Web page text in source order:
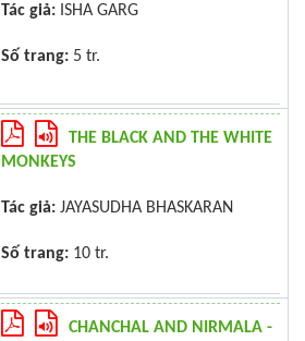
Tác giả: ISHA GARG
Số trang: 5 tr.
THE BLACK AND THE WHITE
MONKEYS
Tác giả: JAYASUDHA BHASKARAN
Số trang: 10 tr.
CHANCHAL AND NIRMALA -